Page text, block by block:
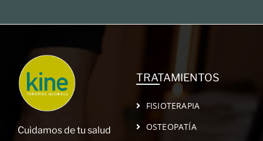
Cuidamos de tu salud
TRATAMIENTOS
FISIOTERAPIA
OSTEOPATÍA